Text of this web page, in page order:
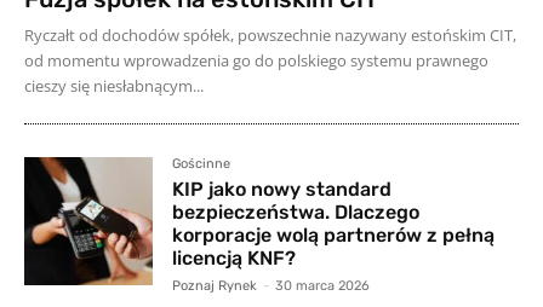
Ryczałt od dochodów spółek, powszechnie nazywany estońskim CIT,
od momentu wprowadzenia go do polskiego systemu prawnego
cieszy się niesłabnącym...
Gościnne
KIP jako nowy standard
bezpieczeństwa. Dlaczego
korporacje wolą partnerów z pełną
licencją KNF?
Poznaj Rynek - 30 marca 2026